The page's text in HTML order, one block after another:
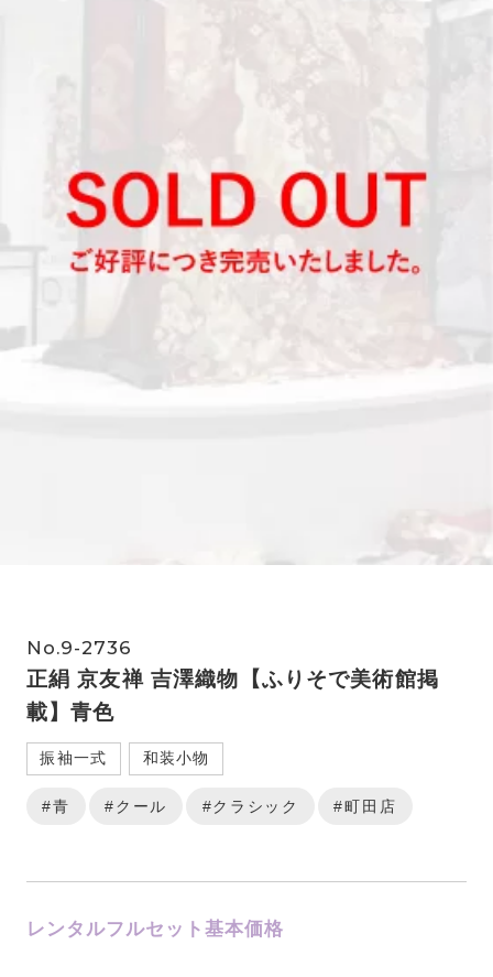
No.9-2736
正絹 京友禅 吉澤織物【ふりそで美術館掲
載】青色
振袖一式 和装小物
#青 #クール #クラシック #町田店
レンタルフルセット基本価格